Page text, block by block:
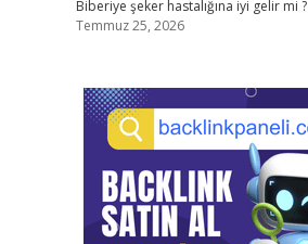
Biberiye şeker hastalığına iyi gelir mi ?
Temmuz 25, 2026